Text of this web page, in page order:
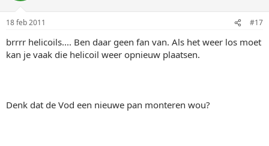
18 feb 2011 #17
brrrr helicoils.... Ben daar geen fan van. Als het weer los moet
kan je vaak die helicoil weer opnieuw plaatsen.
Denk dat de Vod een nieuwe pan monteren wou?